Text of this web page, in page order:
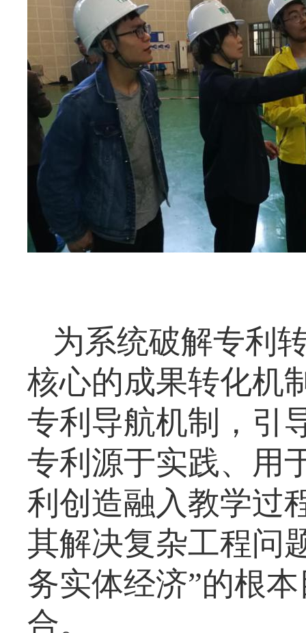
为系统破解专利
核心的成果转化机
专利导航机制，引
专利源于实践、用
利创造融入教学过
其解决复杂工程问
务实体经济”的根
合。